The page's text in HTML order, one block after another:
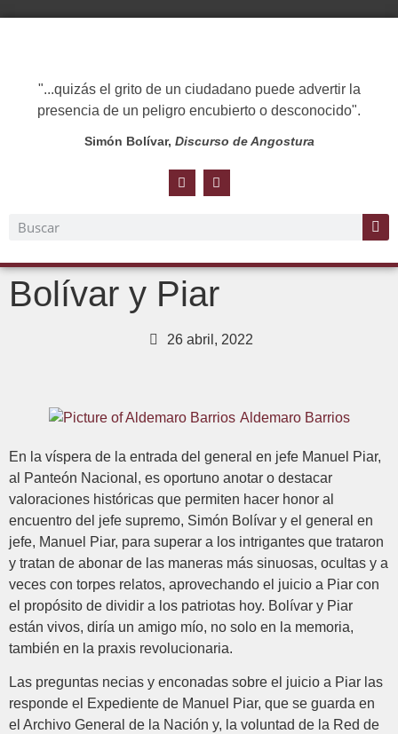
"...quizás el grito de un ciudadano puede advertir la
presencia de un peligro encubierto o desconocido".
Simón Bolívar, Discurso de Angostura
Bolívar y Piar
26 abril, 2022
Aldemaro Barrios
En la víspera de la entrada del general en jefe Manuel Piar,
al Panteón Nacional, es oportuno anotar o destacar
valoraciones históricas que permiten hacer honor al
encuentro del jefe supremo, Simón Bolívar y el general en
jefe, Manuel Piar, para superar a los intrigantes que trataron
y tratan de abonar de las maneras más sinuosas, ocultas y a
veces con torpes relatos, aprovechando el juicio a Piar con
el propósito de dividir a los patriotas hoy. Bolívar y Piar
están vivos, diría un amigo mío, no solo en la memoria,
también en la praxis revolucionaria.
Las preguntas necias y enconadas sobre el juicio a Piar las
responde el Expediente de Manuel Piar, que se guarda en
el Archivo General de la Nación y, la voluntad de la Red de